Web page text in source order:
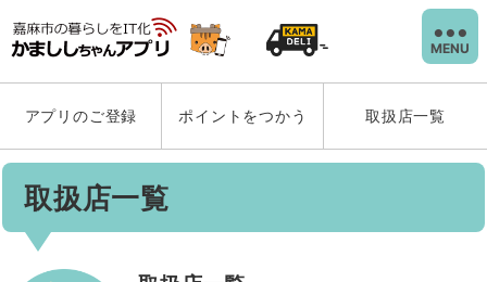
MENU
アプリのご登録 ポイントをつかう 取扱店一覧
取扱店一覧